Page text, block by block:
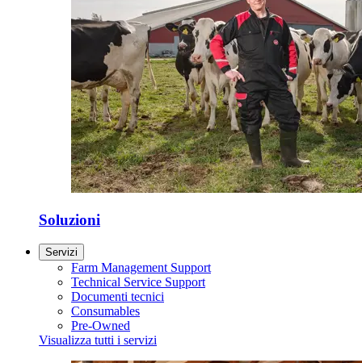
Soluzioni
Servizi
Farm Management Support
Technical Service Support
Documenti tecnici
Consumables
Pre-Owned
Visualizza tutti i servizi